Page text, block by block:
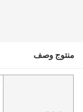
منتوج وصف